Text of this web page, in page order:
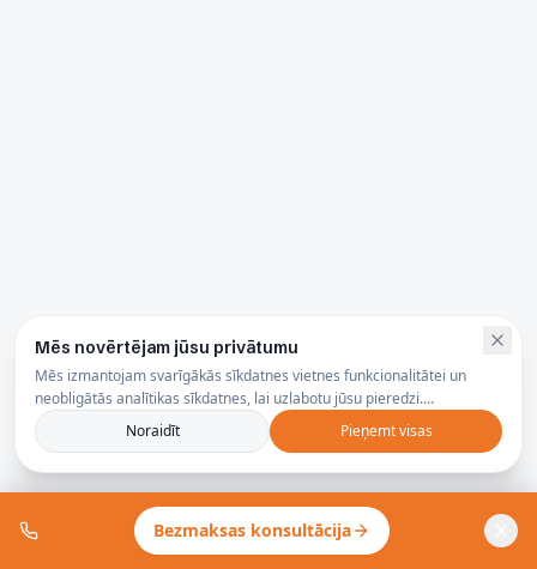
Bezmaksas konsultācija
Mēs novērtējam jūsu privātumu
Mēs izmantojam svarīgākās sīkdatnes vietnes funkcionalitātei un
neobligātās analītikas sīkdatnes, lai uzlabotu jūsu pieredzi.
Privātuma politikaNoraidīt Pieņemt visas